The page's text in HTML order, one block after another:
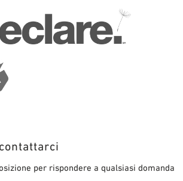
per rispondere a qualsiasi domanda